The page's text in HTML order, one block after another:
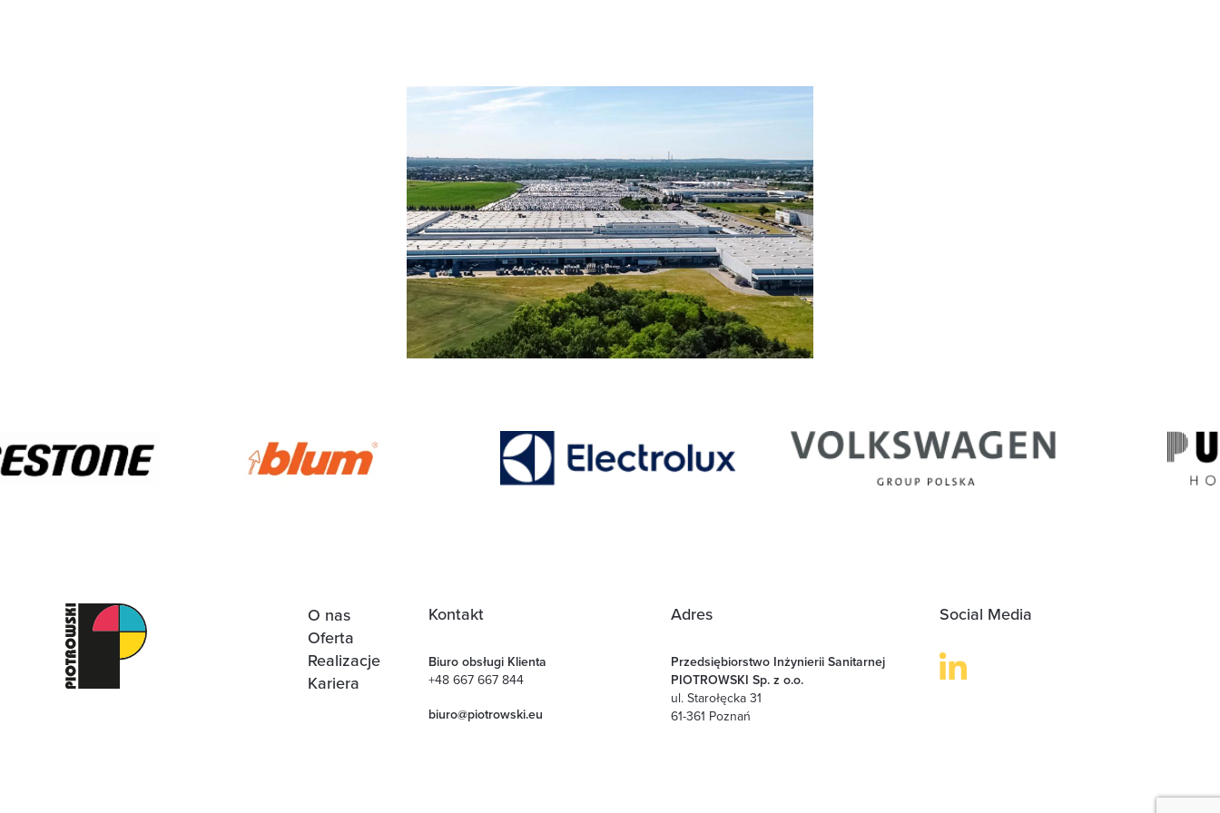
O nas
Oferta
Realizacje
Kariera
Kontakt
Biuro obsługi Klienta
+48 667 667 844
biuro@piotrowski.eu
Adres
Przedsiębiorstwo Inżynierii Sanitarnej
PIOTROWSKI Sp. z o.o.
ul. Starołęcka 31
61-361 Poznań
Social Media